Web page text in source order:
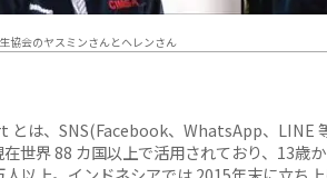
協会のヤスミンさんとヘレンさん
とは、SNS(Facebook、WhatsApp、LINE
在世界 88 カ国以上で活用されており、13歳